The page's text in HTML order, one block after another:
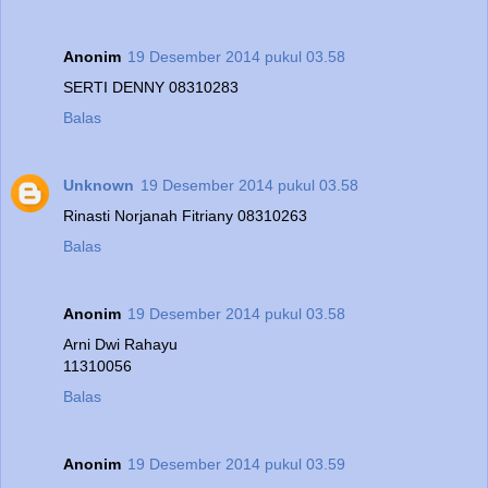
Anonim 19 Desember 2014 pukul 03.58
SERTI DENNY 08310283
Balas
Unknown 19 Desember 2014 pukul 03.58
Rinasti Norjanah Fitriany 08310263
Balas
Anonim 19 Desember 2014 pukul 03.58
Arni Dwi Rahayu
11310056
Balas
Anonim 19 Desember 2014 pukul 03.59